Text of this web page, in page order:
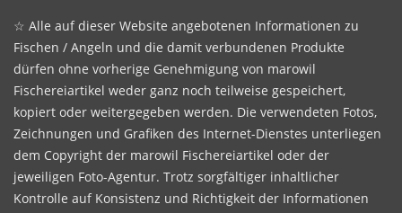
☆ Alle auf dieser Website angebotenen Informationen zu
Fischen / Angeln und die damit verbundenen Produkte
dürfen ohne vorherige Genehmigung von marowil
Fischereiartikel weder ganz noch teilweise gespeichert,
kopiert oder weitergegeben werden. Die verwendeten Fotos,
Zeichnungen und Grafiken des Internet-Dienstes unterliegen
dem Copyright der marowil Fischereiartikel oder der
jeweiligen Foto-Agentur. Trotz sorgfältiger inhaltlicher
Kontrolle auf Konsistenz und Richtigkeit der Informationen